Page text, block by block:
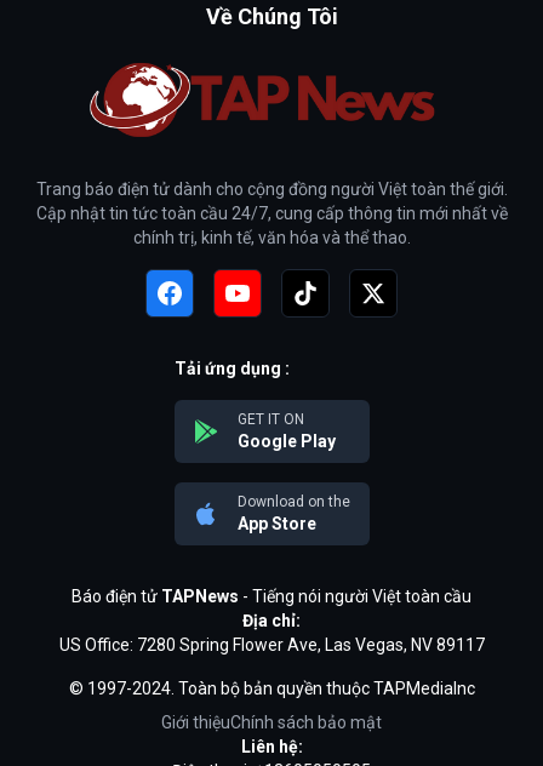
Về Chúng Tôi
Trang báo điện tử dành cho cộng đồng người Việt toàn thế giới.
Cập nhật tin tức toàn cầu 24/7, cung cấp thông tin mới nhất về
chính trị, kinh tế, văn hóa và thể thao.
Tải ứng dụng :
GET IT ON
Google Play
Download on the
App Store
Báo điện tử TAPNews - Tiếng nói người Việt toàn cầu
Địa chỉ:
US Office: 7280 Spring Flower Ave, Las Vegas, NV 89117
© 1997-2024. Toàn bộ bản quyền thuộc TAPMediaInc
Giới thiệuChính sách bảo mật
Liên hệ: